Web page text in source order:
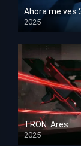
Ahora me ves
2025
HD 1080p
TRON: Ares
2025
HD 1080p